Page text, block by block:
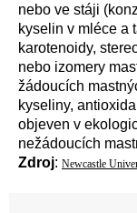
nebo ve stáji
kyselin v mléce a
karotenoidy,
nebo izomery
žádoucích
kyseliny,
objeven v
nežádoucích
Zdroj: Newcastle